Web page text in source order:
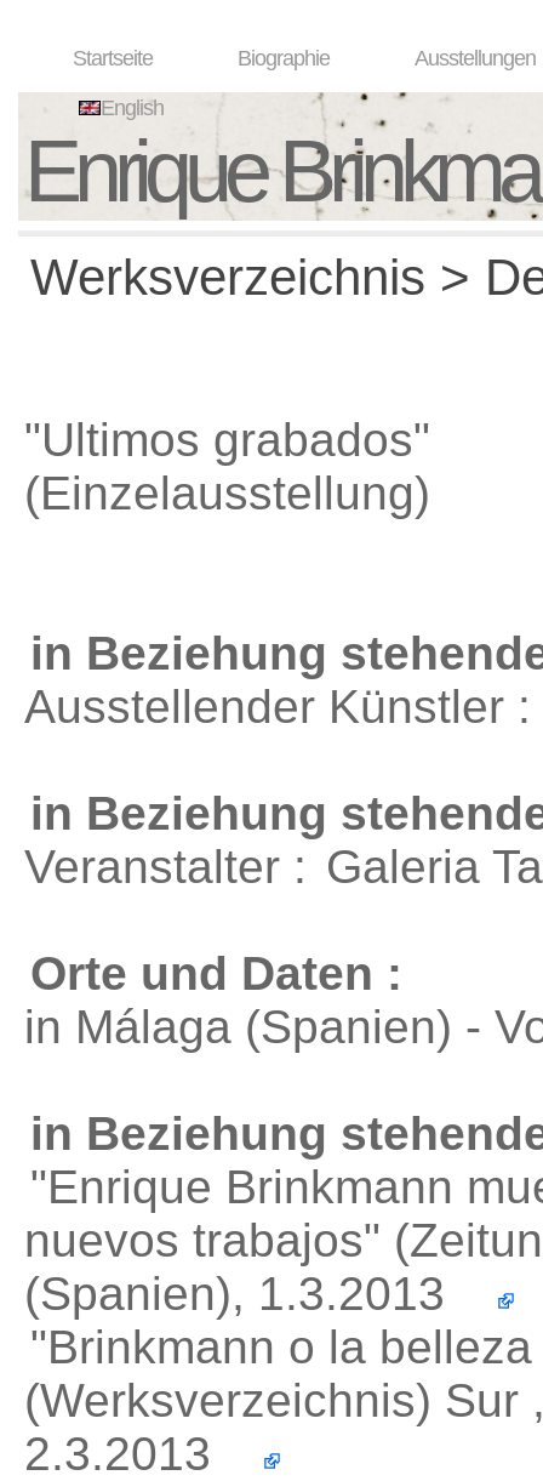
Startseite Biographie Ausstellungen
English
Enrique
Werksverzeichnis >
"Ultimos grabados"
(Einzelausstellung)
in Beziehung
Ausstellender Künstler
in Beziehung
Veranstalter : Galeria
Orte und Daten :
in Málaga (Spanien) -
in Beziehung
"Enrique Brinkmann
nuevos trabajos"
(Spanien), 1.3.2013
"Brinkmann o la
(Werksverzeichnis) Sur
2.3.2013